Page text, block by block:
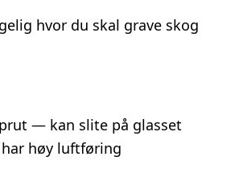
hvor du skal grave skog
— kan slite på glasset
høy luftføring